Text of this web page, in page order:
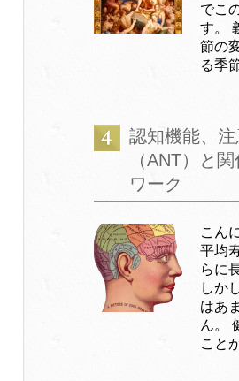
でこ
す。
節の
る季
認知機能、
（ANT）と
ワーク
こん
平均
らに
しか
はあ
ん。
こと